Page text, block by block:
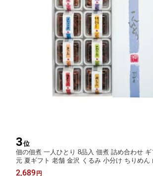
3位
佃の佃煮 一人ひとり 8品入 佃煮 詰め合わせ
元 夏ギフト 老舗 金沢 くるみ 小分け ちりめん
り寄せ グルメ 惣菜セット ご飯のお供 人気 御
2,689 円